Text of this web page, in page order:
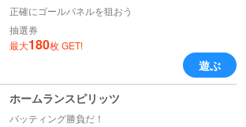
正確にゴールパネルを狙おう
抽選券
最大180枚 GET!
遊ぶ
ホームランスピリッツ
バッティング勝負だ！